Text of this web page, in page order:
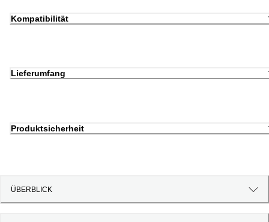
Kompatibilität
Lieferumfang
Produktsicherheit
ÜBERBLICK